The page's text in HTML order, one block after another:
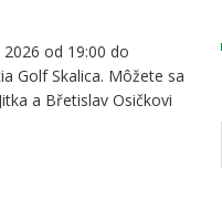
od 19:00 do
Golf Skalica. Môžete sa
a Břetislav Osičkovi